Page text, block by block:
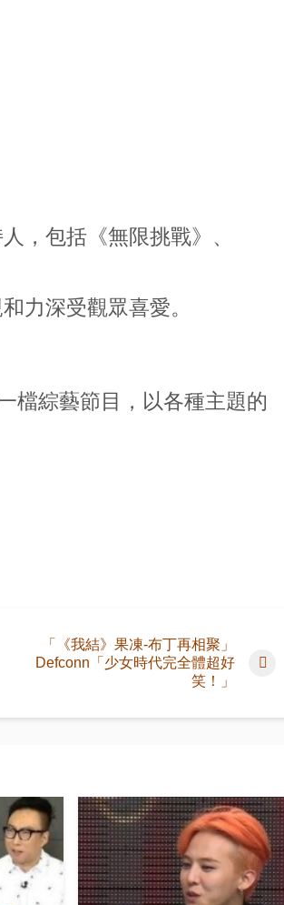
，包括《無限挑戰》、
力深受觀眾喜愛。
檔綜藝節目，以各種主題的
「《我結》果凍-布丁再相聚」
Defconn「少女時代完全體超好
笑！」